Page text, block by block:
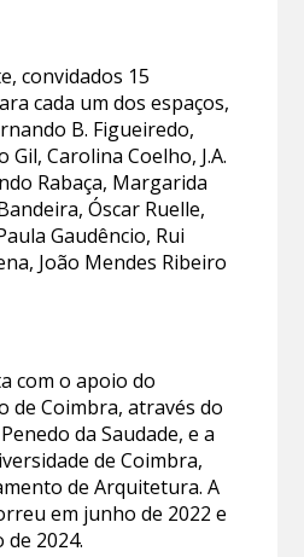
convidados 15
cada um dos espaços,
B. Figueiredo,
Carolina Coelho, J.A.
Rabaça, Margarida
Óscar Ruelle,
Gaudêncio, Rui
João Mendes Ribeiro
com o apoio do
de Coimbra, através do
da Saudade, e a
de Coimbra,
de Arquitetura. A
em junho de 2022 e
de 2024.